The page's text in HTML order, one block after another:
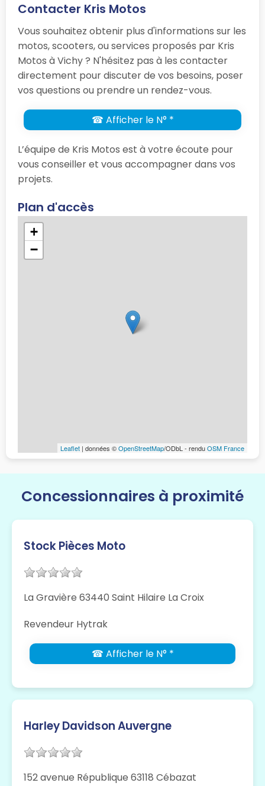
Contacter Kris Motos
Vous souhaitez obtenir plus d'informations sur les
motos, scooters, ou services proposés par Kris
Motos à Vichy ? N'hésitez pas à les contacter
directement pour discuter de vos besoins, poser
vos questions ou prendre un rendez-vous.
☎ Afficher le N° *
L’équipe de Kris Motos est à votre écoute pour
vous conseiller et vous accompagner dans vos
projets.
Plan d'accès
+
−
Leaflet | données ©OpenStreetMap/ODbL - renduOSM France
Concessionnaires à proximité
Stock Pièces Moto
La Gravière 63440 Saint Hilaire La Croix
Revendeur Hytrak
☎ Afficher le N° *
Harley Davidson Auvergne
152 avenue République 63118 Cébazat